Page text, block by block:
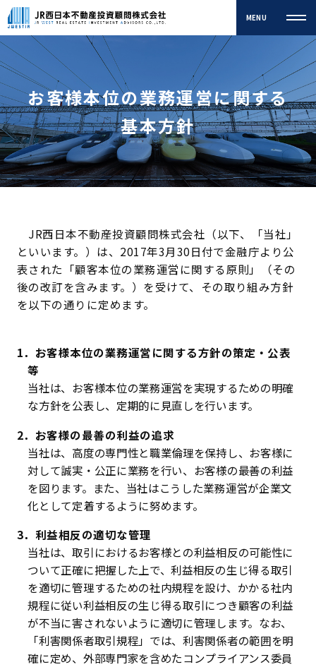
MENU
ご挨拶
Message
企業理念
Corporate Philosophy
行動指針
Behavioral Guidelines
会社概要
Company Profile
組織図
Organization Chart
アクセス
Access
ご利用上の注意
（著作権、免責事項、リンク、利用環境等について）
個人情報の取扱いに関する基本方針
反社会的勢力に対する基本方針
お客様本位の業務運営に対する基本方針
お客様本位の業務運営に関する
基本方針
JR西日本不動産投資顧問株式会社（以下、「当社」
といいます。）は、2017年3月30日付で金融庁より公
表された「顧客本位の業務運営に関する原則」（その
後の改訂を含みます。）を受けて、その取り組み方針
を以下の通りに定めます。
1．お客様本位の業務運営に関する方針の策定・公表
等
当社は、お客様本位の業務運営を実現するための明確
な方針を公表し、定期的に見直しを行います。
2．お客様の最善の利益の追求
当社は、高度の専門性と職業倫理を保持し、お客様に
対して誠実・公正に業務を行い、お客様の最善の利益
を図ります。また、当社はこうした業務運営が企業文
化として定着するように努めます。
3．利益相反の適切な管理
当社は、取引におけるお客様との利益相反の可能性に
ついて正確に把握した上で、利益相反の生じ得る取引
を適切に管理するための社内規程を設け、かかる社内
規程に従い利益相反の生じ得る取引につき顧客の利益
が不当に害されないように適切に管理します。なお、
「利害関係者取引規程」では、利害関係者の範囲を明
確に定め、外部専門家を含めたコンプライアンス委員